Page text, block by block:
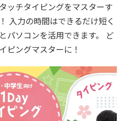
ッチタイピングをマスターす
入力の時間はできるだけ短く
パソコンを活用できます。 ど
ピングマスターに！